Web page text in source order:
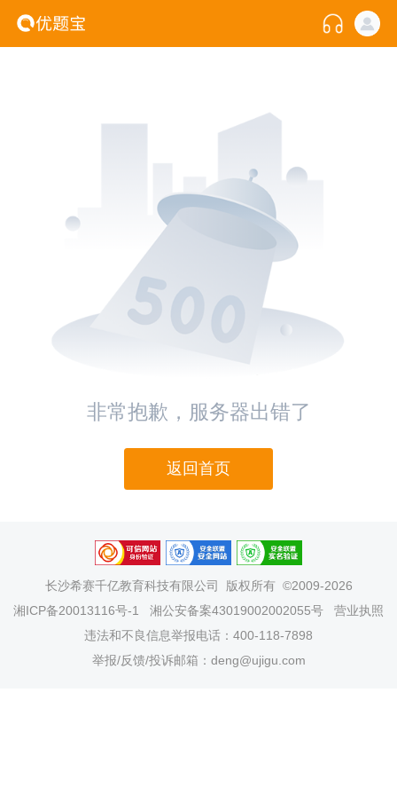
非常抱歉，服务器出错了
返回首页
长沙希赛千亿教育科技有限公司
版权所有 ©2009-2026
湘ICP备20013116号-1
湘公安备案43019002002055号
营业执照
违法和不良信息举报电话：400-118-7898
举报/反馈/投诉邮箱：deng@ujigu.com